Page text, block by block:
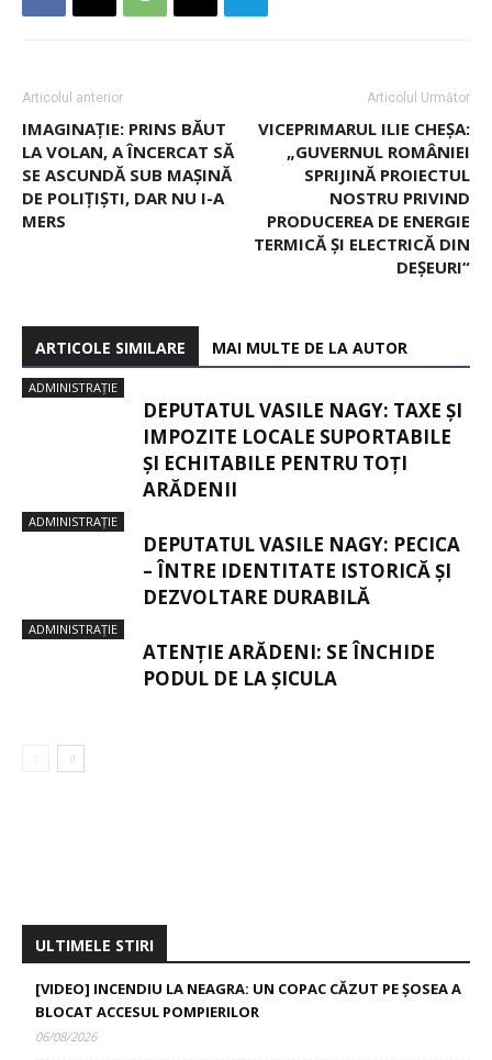
Articolul anterior
IMAGINAȚIE: PRINS BĂUT
LA VOLAN, A ÎNCERCAT SĂ
SE ASCUNDĂ SUB MAȘINĂ
DE POLIȚIȘTI, DAR NU I-A
MERS
Articolul Următor
VICEPRIMARUL ILIE CHEȘA:
„GUVERNUL ROMÂNIEI
SPRIJINĂ PROIECTUL
NOSTRU PRIVIND
PRODUCEREA DE ENERGIE
TERMICĂ ȘI ELECTRICĂ DIN
DEȘEURI“
ARTICOLE SIMILARE MAI MULTE DE LA AUTOR
ADMINISTRAȚIE
DEPUTATUL VASILE NAGY: TAXE ȘI
IMPOZITE LOCALE SUPORTABILE
ȘI ECHITABILE PENTRU TOȚI
ARĂDENII
ADMINISTRAȚIE
DEPUTATUL VASILE NAGY: PECICA
– ÎNTRE IDENTITATE ISTORICĂ ȘI
DEZVOLTARE DURABILĂ
ADMINISTRAȚIE
ATENȚIE ARĂDENI: SE ÎNCHIDE
PODUL DE LA ȘICULA
ULTIMELE STIRI
[VIDEO] INCENDIU LA NEAGRA: UN COPAC CĂZUT PE ȘOSEA A
BLOCAT ACCESUL POMPIERILOR
06/08/2026